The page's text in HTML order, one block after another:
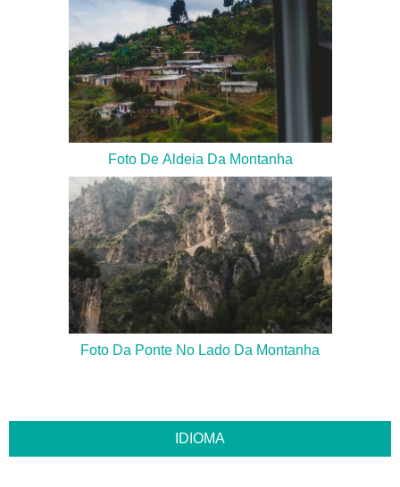
Foto De Aldeia Da Montanha
Foto Da Ponte No Lado Da Montanha